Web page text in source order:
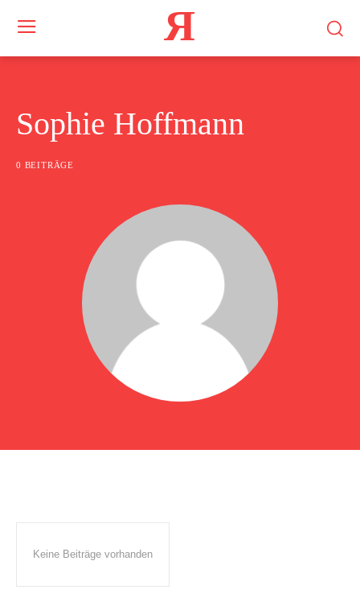
Я
Sophie Hoffmann
0 BEITRÄGE
Keine Beiträge vorhanden